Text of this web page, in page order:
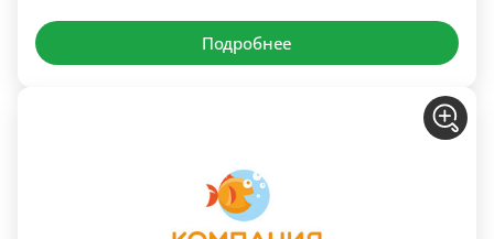
Подробнее